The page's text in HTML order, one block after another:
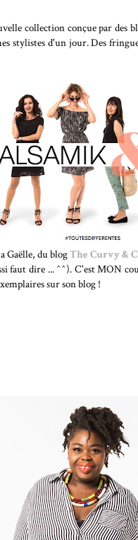
collection conçue par des
stylistes d'un jour. Des
Gaëlle, du blogThe Curvy &
dire ... ^^). C'est MON
sur son blog !